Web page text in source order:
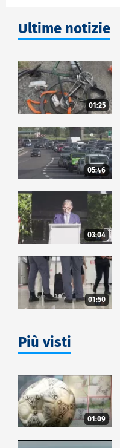
Ultime notizie
01:25
05:46
03:04
01:50
Più visti
01:09